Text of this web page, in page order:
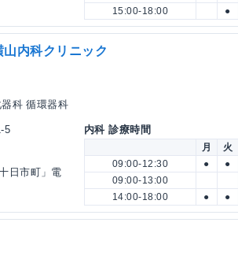
15:00-18:00
●
内科クリニック
科 循環器科
5
日市町」電
内科 診療時間
月 火
09:00-12:30
● ●
09:00-13:00
14:00-18:00
● ●